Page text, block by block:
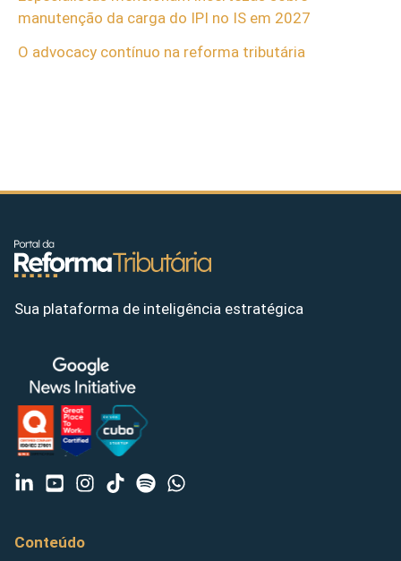
manutenção da carga do IPI no IS em 2027
O advocacy contínuo na reforma tributária
Sua plataforma de inteligência estratégica
Conteúdo